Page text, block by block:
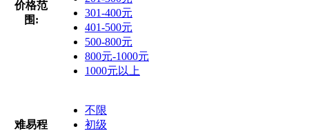
价格范
围:
301-400元
401-500元
500-800元
800元-1000元
1000元以上
难易程
不限
初级